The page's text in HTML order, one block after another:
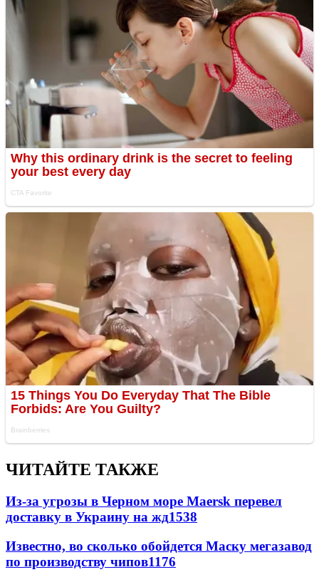
ЧИТАЙТЕ ТАКЖЕ
Из-за угрозы в Черном море Maersk перевел
доставку в Украину на жд1538
Известно, во сколько обойдется Маску мегазавод
по производству чипов1176